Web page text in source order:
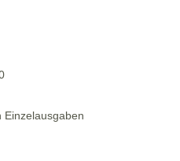
Einzelausgaben